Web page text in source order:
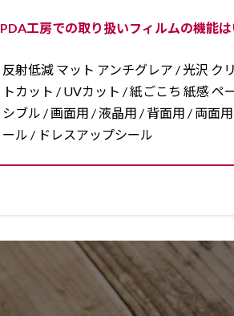
PDA工房での取り扱いフィルムの機能
反射低減 マット アンチグレア / 光沢 ク
トカット / UVカット / 紙ごこち 紙感
シブル / 画面用 / 液晶用 / 背面用 / 両面
ール / ドレスアップシール